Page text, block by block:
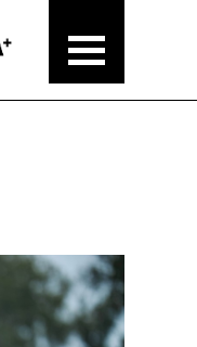
modus
vergroten